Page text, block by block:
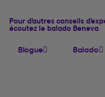
Pour d’autres conseils
écoutez le balado Beneva
Blogue Balado